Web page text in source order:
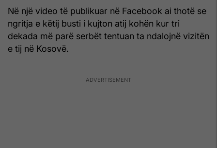
Në një video të publikuar në Facebook ai thotë se
ngritja e këtij busti i kujton atij kohën kur tri
dekada më parë serbët tentuan ta ndalojnë vizitën
e tij në Kosovë.